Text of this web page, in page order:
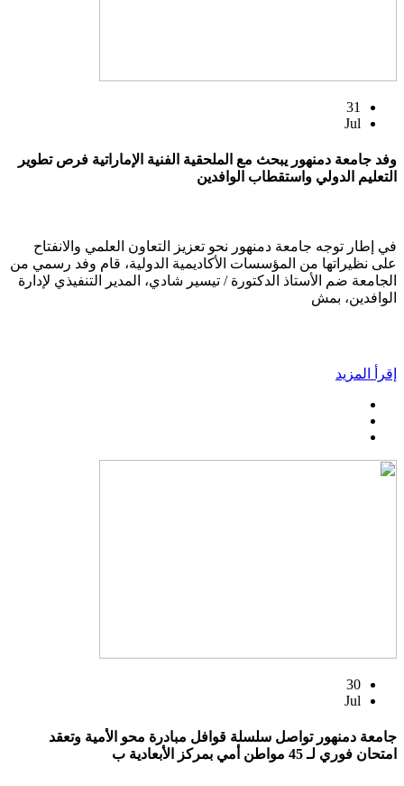
31
Jul
وفد جامعة دمنهور يبحث مع الملحقية الفنية الإماراتية فرص تطوير
التعليم الدولي واستقطاب الوافدين
في إطار توجه جامعة دمنهور نحو تعزيز التعاون العلمي والانفتاح
على نظيراتها من المؤسسات الأكاديمية الدولية، قام وفد رسمي من
الجامعة ضم الأستاذ الدكتورة / تيسير شادي، المدير التنفيذي لإدارة
الوافدين، بمش
إقرأ المزيد
30
Jul
جامعة دمنهور تواصل سلسلة قوافل مبادرة محو الأمية وتعقد
امتحان فوري لـ 45 مواطن أمي بمركز الأبعادية ب